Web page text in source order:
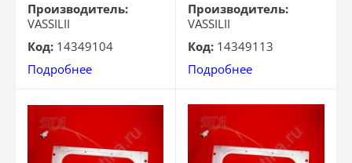
Производитель:
VASSILII
Код: 14349104
Подробнее
Производитель:
VASSILII
Код: 14349113
Подробнее